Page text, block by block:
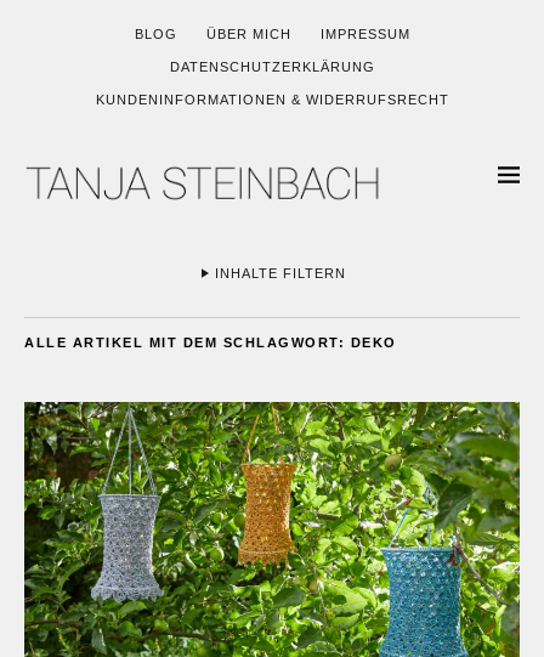
BLOG ÜBER MICH IMPRESSUM
DATENSCHUTZERKLÄRUNG
KUNDENINFORMATIONEN & WIDERRUFSRECHT
INHALTE FILTERN
ALLE ARTIKEL MIT DEM SCHLAGWORT: DEKO